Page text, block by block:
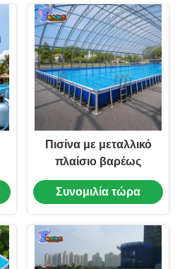
Πισίνα με μεταλλικό
πλαίσιο βαρέως
τύπου για θέρετρο και
ξενοδοχείο
Συνομιλία τώρα